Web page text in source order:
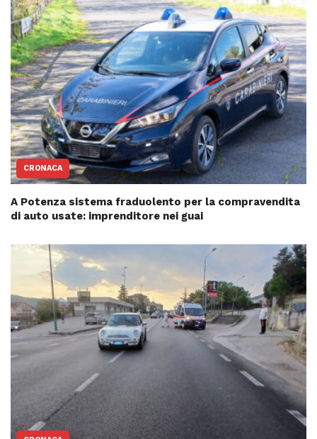
CRONACA
A Potenza sistema fraduolento per la compravendita
di auto usate: imprenditore nei guai